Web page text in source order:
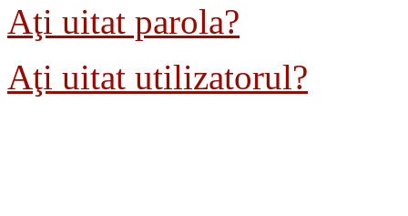
Aţi uitat parola?
Aţi uitat utilizatorul?